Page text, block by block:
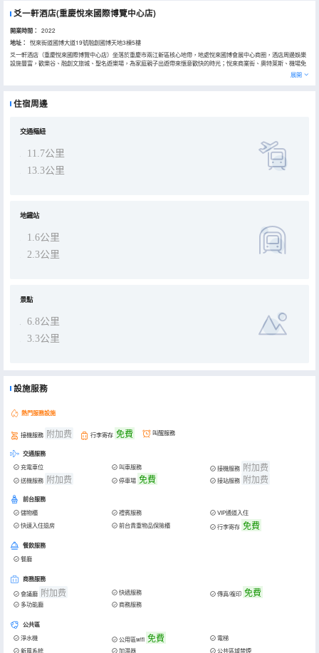
爻一軒酒店(重慶悅來國際博覽中心店)
開業時間： 2022
地址：
悅來街道國博大道19號融創國博天地3棟5樓
爻一軒酒店（重慶悅來國際博覽中心店）坐落於重慶市兩江新區核心地帶，地處悅來國博會展中心商圈，酒店周邊娛樂
設施豐富，歡樂谷、融創文旅城、聖名遊樂場，為家庭親子出遊帶來愜意歡快的時光；悅來商業街、奧特萊斯、機場免
税店、光環購物廣場讓您輕鬆開啟逛街模式；園博園、渝北中央公園、會展公園、張家溪公園、嘉陵江濱江濕地公園，
以國博會展為中心打造的綠色生態系統讓您閒暇之餘也能感受自然綠意。周邊交通便利，地鐵6號線國博中心站、10號
前台提供文檔打印、複印、掃描等基礎商務辦公服務，以現代輕奢的裝修風格、色彩搭配、人文的經營理念精心打造而
展開
住宿周邊
交通樞紐
11.7公里
13.3公里
地鐵站
1.6公里
2.3公里
景點
6.8公里
3.3公里
設施服務
熱門服務設施
接機服務 附加费 行李寄存 免費 叫醒服務
交通服務
充電車位 叫車服務 接機服務 附加费
送機服務 附加费 停車場 免費 接站服務 附加费
前台服務
儲物櫃 禮賓服務
VIP通道入住
快速入住退房
前台貴重物品保險櫃 行李寄存 免費
餐飲服務
餐廳
商務服務
會議廳 附加费 快遞服務 傳真/複印 免費
多功能廳 商務服務
公共區
淨水機 公用區wifi 免費
電梯
新風系統
加濕器 公共區域禁煙